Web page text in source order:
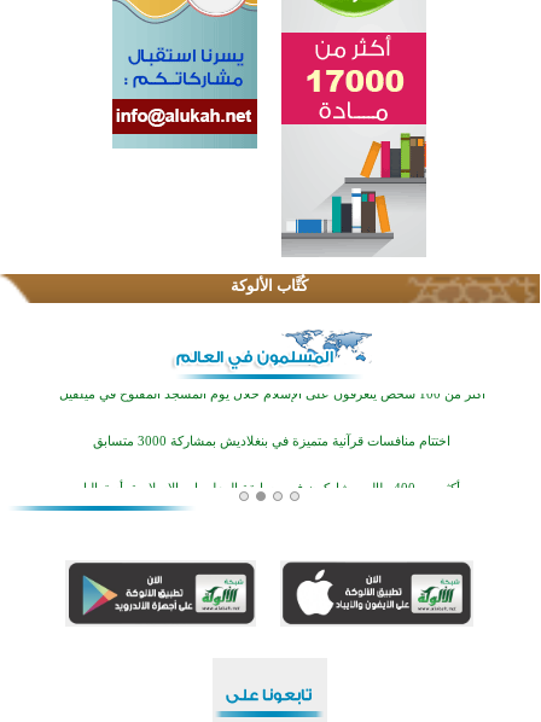
كُتَّاب الألوكة
القرآن والتربية في صدارة البرامج الصيفية للمسلمين في بينزا وساراتوف وموردوفيا هذا العام
اختتام الدورة التاسعة لمسابقة حفظ وتلاوة القرآن الكريم في أزناكاييف
أكثر من 400 طالب يشاركون في مسابقة المعلومات الإسلامية بأستراليا
افتتاح تاريخي لأول مسجد في بلييفليا بالجبل الأسود منذ أكثر من قرن
أكبر مشروع إسلامي في ريف أستراليا يفتتح أبوابه بعد سنوات من العمل والعطاء
القرآن والتربية في صدارة البرامج الصيفية للمسلمين في بينزا وساراتوف وموردوفيا هذا العام